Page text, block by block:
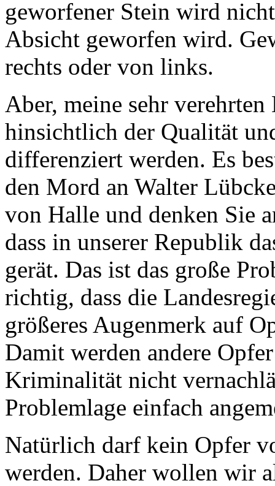
geworfener Stein wird
Absicht geworfen wird.
rechts oder von links.
Aber, meine sehr
hinsichtlich der Qualität
differenziert werden. Es
den Mord an Walter
von Halle und denken Sie
dass in unserer Republik
gerät. Das ist das große
richtig, dass die
größeres Augenmerk auf
Damit werden andere
Kriminalität nicht
Problemlage einfach
Natürlich darf kein Opfer
werden. Daher wollen wir